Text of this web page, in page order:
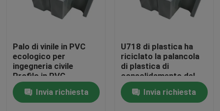
Casa
Palo di vinile in PVC
ecologico per
ingegneria civile
Profilo in PVC
Invia richiesta
U718 di plastica ha
riciclato la palancola
di plastica di
consolidamento del
letto di fiume di
consolidamento
dell'argine delle
Invia richiesta